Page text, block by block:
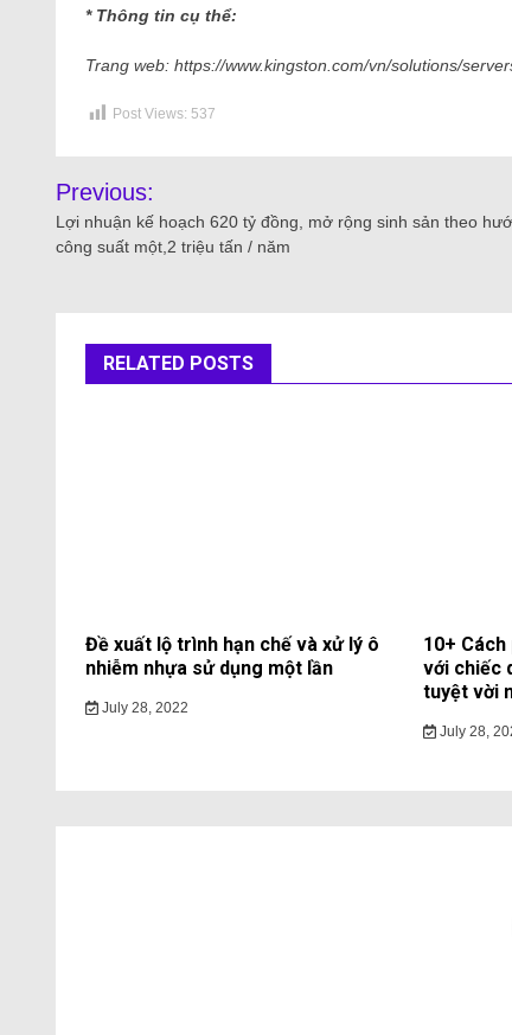
* Thông tin cụ thể:
Trang web: https://www.kingston.com/vn/solutions/
Post Views: 537
Previous:
Lợi nhuận kế hoạch 620 tỷ đồng, mở rộng sinh sản theo
công suất một,2 triệu tấn / năm
RELATED POSTS
Đề xuất lộ trình hạn chế và xử lý ô
nhiễm nhựa sử dụng một lần
July 28, 2022
10+
với chiếc
tuyệt vời
July 28,